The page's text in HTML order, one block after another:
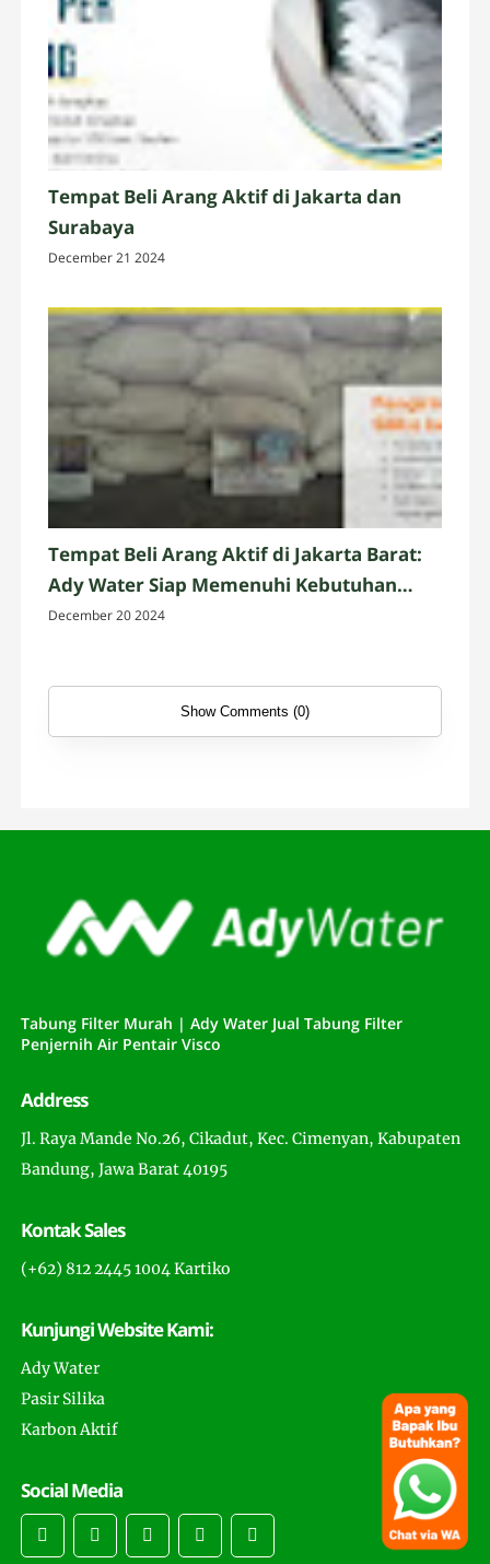
Tempat Beli Arang Aktif di Jakarta dan
Surabaya
December 21 2024
Tempat Beli Arang Aktif di Jakarta Barat:
Ady Water Siap Memenuhi Kebutuhan
Anda
December 20 2024
Show Comments (0)
Tabung Filter Murah | Ady Water Jual Tabung Filter
Penjernih Air Pentair Visco
Address
Jl. Raya Mande No.26, Cikadut, Kec. Cimenyan, Kabupaten
Bandung, Jawa Barat 40195
Kontak Sales
(+62) 812 2445 1004 Kartiko
Kunjungi Website Kami:
Ady Water
Pasir Silika
Karbon Aktif
Social Media